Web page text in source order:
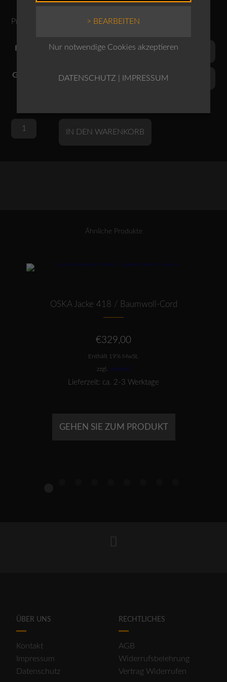
Produktnr.: 10250710050
Farben
Grössen
OSKA
IN DEN WARENKORB
Ähnliche Produkte
Dieses Produkt weist mehrere Varianten auf. Die Optionen können auf der Produktseite gewählt werden
OSKA Jacke 418 / Baumwoll-Cord
€329,00
Enthält 19% MwSt.
zzgl. Versand
Lieferzeit: ca. 2-3 Werktage
GEHEN SIE ZUM PRODUKT
ÜBER UNS
Kontakt
Impressum
Datenschutz
RECHTLICHES
AGB
Widerrufsbelehrung
Vertrag Widerrufen
> BEARBEITEN
Nur notwendige Cookies akzeptieren
DATENSCHUTZ IMPRESSUM